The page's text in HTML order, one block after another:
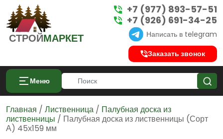
СТРОЙМАРКЕТ
+7 (977) 893-57-51
+7 (926) 691-34-25
Написать в telegram
Заказать звонок
Меню
Главная / Лиственница / Палубная доска из
лиственницы / Палубная доска из лиственницы (Сорт
А) 45х159 мм